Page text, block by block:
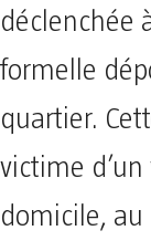
déclenchée
formelle
quartier.
victime
domicile, au